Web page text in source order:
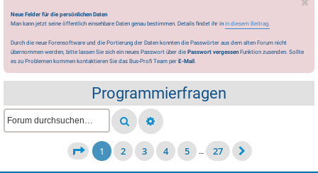
Neue Felder für die persönlichen Daten
Man kann jetzt seine öffentlich einsehbare Daten genau bestimmen. Details findet ihr in in diesem Beitrag.
Durch die neue Forensoftware und die Portierung der Daten konnten die Passwörter aus dem alten Forum nicht
übernommen werden, bitte lassen Sie sich ein neues Passwort über die Passwort vergessen Funktion zusenden. Sollte
es zu Problemen kommen kontaktieren Sie das Bus-Profi Team per E-Mail.
Programmierfragen
1 2 3 4 5 … 27